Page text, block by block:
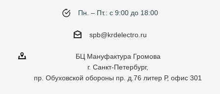
Пн. – Пт.: с 9:00 до 18:00
spb@krdelectro.ru
БЦ Мануфактура Громова
г. Санкт-Петербург,
пр. Обуховской обороны пр. д.76 литер Р, офис 301